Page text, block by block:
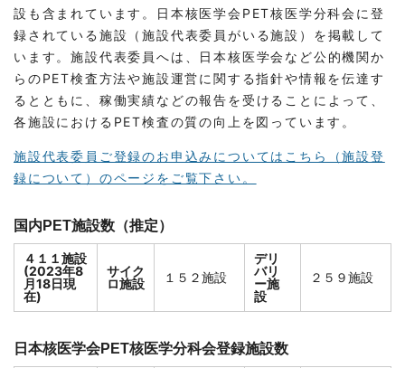
設も含まれています。日本核医学会PET核医学分科会に登
録されている施設（施設代表委員がいる施設）を掲載して
います。施設代表委員へは、日本核医学会など公的機関か
らのPET検査方法や施設運営に関する指針や情報を伝達す
るとともに、稼働実績などの報告を受けることによって、
各施設におけるPET検査の質の向上を図っています。
施設代表委員ご登録のお申込みについてはこちら（施設登
録について）のページをご覧下さい。
国内PET施設数（推定）
４１１施設
(2023年8
月18日現
在)
サイク
ロ施設
１５２施設
デリ
バリ
ー施
設
２５９施設
日本核医学会PET核医学分科会登録施設数